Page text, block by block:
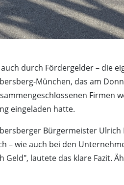
durch Fördergelder – die
München, das am
Firmen
eingeladen hatte.
Bürgermeister Ulrich
– wie auch bei den
lautete das klare Fazit.